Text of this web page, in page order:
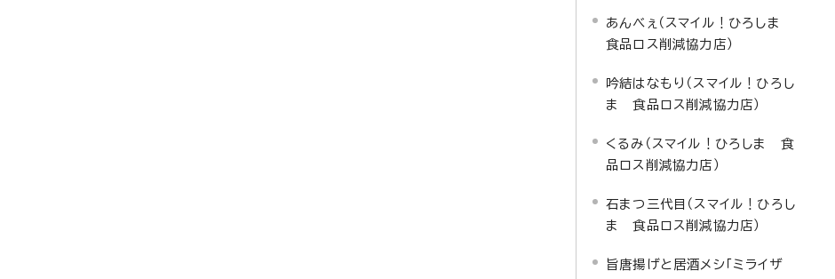
あんべぇ（スマイル！ひろしま
食品ロス削減協力店）
吟結はなもり（スマイル！ひろし
ま 食品ロス削減協力店）
くるみ（スマイル！ひろしま 食
品ロス削減協力店）
石まつ三代目（スマイル！ひろし
ま 食品ロス削減協力店）
旨唐揚げと居酒メシ「ミライザ